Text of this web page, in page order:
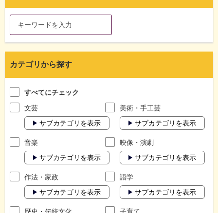
カテゴリから探す
すべてにチェック
文芸
サブカテゴリを表示
美術・手工芸
サブカテゴリを表示
音楽
サブカテゴリを表示
映像・演劇
サブカテゴリを表示
作法・家政
サブカテゴリを表示
語学
サブカテゴリを表示
歴史・伝統文化 子育て